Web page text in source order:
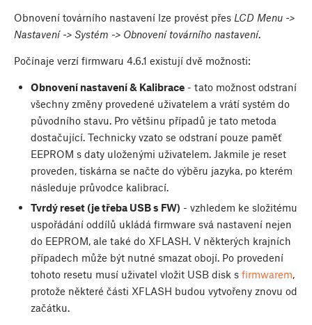
Obnovení továrního nastavení lze provést přes LCD Menu ->
Nastavení -> Systém -> Obnovení továrního nastavení.
Počínaje verzí firmwaru 4.6.1 existují dvě možnosti:
Obnovení nastavení & Kalibrace- tato možnost odstraní
všechny změny provedené uživatelem a vrátí systém do
původního stavu. Pro většinu případů je tato metoda
dostačující. Technicky vzato se odstraní pouze paměť
EEPROM s daty uloženými uživatelem. Jakmile je reset
proveden, tiskárna se načte do výběru jazyka, po kterém
následuje průvodce kalibrací.
Tvrdý reset (je třeba USB s FW) - vzhledem ke složitému
uspořádání oddílů ukládá firmware svá nastavení nejen
do EEPROM, ale také do XFLASH. V některých krajních
případech může být nutné smazat obojí. Po provedení
tohoto resetu musí uživatel vložit USB disk s firmwarem
protože některé části XFLASH budou vytvořeny znovu od
začátku.